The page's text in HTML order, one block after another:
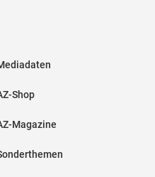
Shop
Magazine